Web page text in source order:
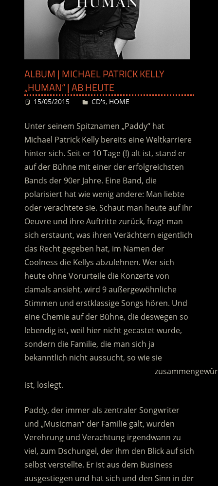
ALBUM | MICHAEL PATRICK KELLY
„HUMAN“ | AB HEUTE
15/05/2015 Desiree
CD's, HOME
Unter seinem Spitznamen „Paddy“ hat
Michael Patrick Kelly bereits eine Weltkarriere
hinter sich. Seit er 10 Tage (!) alt ist, stand er
auf der Bühne mit einer der erfolgreichsten
Bands der 90er Jahre. Eine Band, die
polarisiert hat wie wenig andere: Man liebte
oder verachtete sie. Schaut man heute auf ihr
Oeuvre und ihre Auftritte zurück, fragt man
sich erstaunt, was ihren Verächtern eigentlich
das Recht gegeben hat, im Namen der
Coolness die Kellys abzulehnen. Wer sich
heute ohne Vorurteile die Konzerte von
damals ansieht, wird 9 außergewöhnliche
Stimmen und erstklassige Songs hören. Und
eine Chemie auf der Bühne, die deswegen so
lebendig ist, weil hier nicht gecastet wurde,
sondern die Familie, die man sich ja
bekanntlich nicht aussucht, so wie sie
ist, loslegt.
Paddy, der immer als zentraler Songwriter
und „Musicman“ der Familie galt, wurden
Verehrung und Verachtung irgendwann zu
viel, zum Dschungel, der ihm den Blick auf sich
selbst verstellte. Er ist aus dem Business
ausgestiegen und hat sich und den Sinn in der